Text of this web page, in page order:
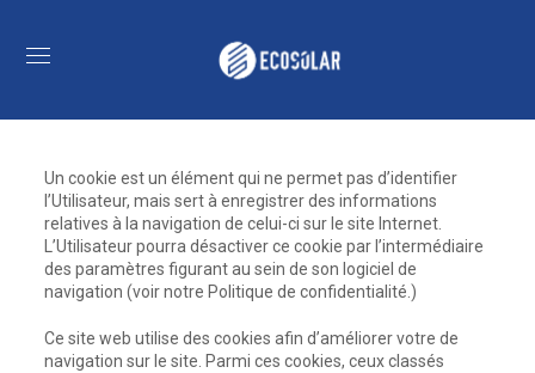
Un cookie est un élément qui ne permet pas d’identifier
l’Utilisateur, mais sert à enregistrer des informations
relatives à la navigation de celui-ci sur le site Internet.
L’Utilisateur pourra désactiver ce cookie par l’intermédiaire
des paramètres figurant au sein de son logiciel de
navigation (voir notre Politique de confidentialité.)
Ce site web utilise des cookies afin d’améliorer votre de
navigation sur le site. Parmi ces cookies, ceux classés